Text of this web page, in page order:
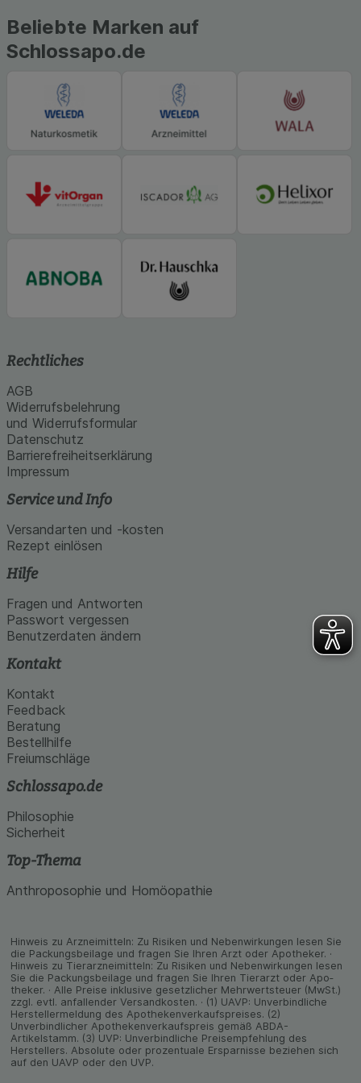
Beliebte Marken auf
Schlossapo.de
Rechtliches
AGB
Widerrufsbelehrung
und Widerrufsformular
Datenschutz
Barrierefreiheitserklärung
Impressum
Service und Info
Versandarten und -kosten
Rezept einlösen
Hilfe
Fragen und Antworten
Passwort vergessen
Benutzerdaten ändern
Kontakt
Kontakt
Feedback
Beratung
Bestellhilfe
Freiumschläge
Schlossapo.de
Philosophie
Sicherheit
Top-Thema
Anthroposophie und Homöopathie
Hinweis zu Arzneimitteln: Zu Risiken und Neben­wirkungen lesen Sie
die Packungs­beilage und fragen Sie Ihren Arzt oder Apo­theker. ·
Hinweis zu Tier­arz­nei­mitteln: Zu Risiken und Neben­wirkungen lesen
Sie die Packungs­beilage und fragen Sie Ihren Tier­arzt oder Apo­
theker. · Alle Preise inklusive gesetz­licher Mehrwertsteuer (MwSt.)
zzgl. evtl. anfallender Versand­kosten. · (1) UAVP: Unverbindliche
Herstellermeldung des Apothekenverkaufspreises. (2)
Unverbindlicher Apothekenverkaufspreis gemäß ABDA-
Artikelstamm. (3) UVP: Unverbindliche Preisempfehlung des
Herstellers. Absolute oder prozentuale Ersparnisse beziehen sich
auf den UAVP oder den UVP.